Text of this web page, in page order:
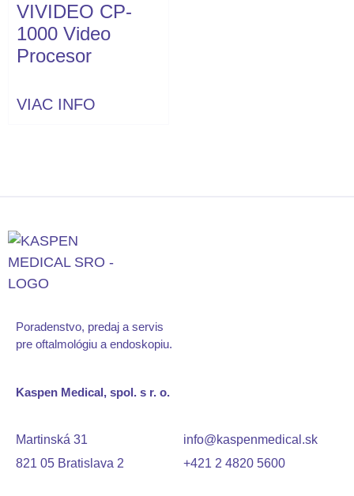
VIVIDEO CP-
1000 Video
Procesor
VIAC INFO
Poradenstvo, predaj a servis
pre oftalmológiu a endoskopiu.
Kaspen Medical, spol. s r. o.
Martinská 31
821 05 Bratislava 2
info@kaspenmedical.sk
+421 2 4820 5600